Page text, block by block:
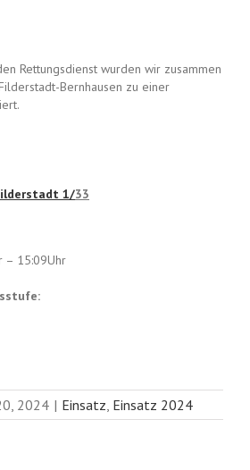
Rettungsdienst wurden wir zusammen
Bernhausen zu einer
1/33
– 15:09Uhr
2024 | Einsatz, Einsatz 2024